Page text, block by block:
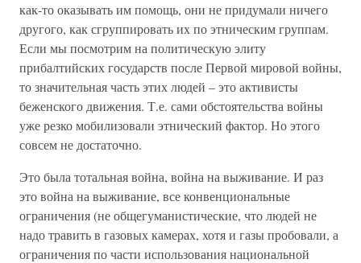
как-то оказывать им помощь, они не придумали ничего
другого, как сгруппировать их по этническим группам.
Если мы посмотрим на политическую элиту
прибалтийских государств после Первой мировой войны,
то значительная часть этих людей – это активисты
беженского движения. Т.е. сами обстоятельства войны
уже резко мобилизовали этнический фактор. Но этого
совсем не достаточно.
Это была тотальная война, война на выживание. И раз
это война на выживание, все конвенциональные
ограничения (не общегуманистические, что людей не
надо травить в газовых камерах, хотя и газы пробовали, а
ограничения по части использования национальной